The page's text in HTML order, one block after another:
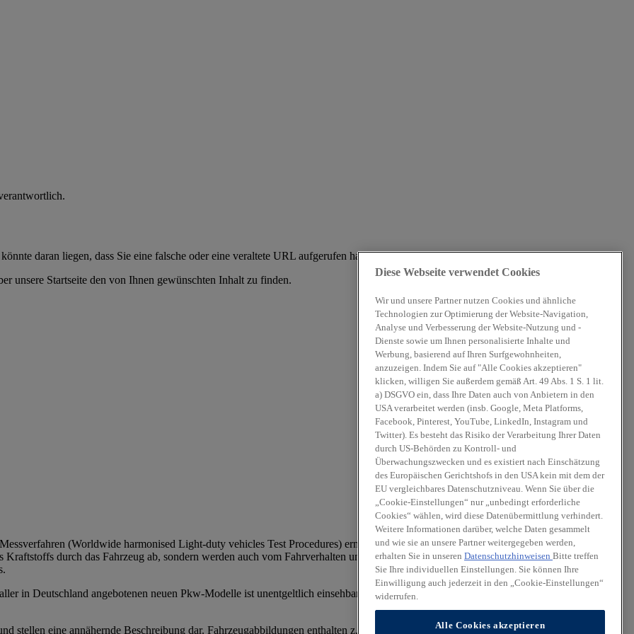
daran liegen, dass Sie eine falsche oder eine veraltete URL aufgerufen haben.
unsere Startseite den von Ihnen gewünschten Inhalt zu finden.
(Worldwide harmonised Light-duty vehicles Test Procedures) ermittelt. Der Kraftstoffverbrauch und die CO₂-Emissionen
durch das Fahrzeug ab, sondern werden auch vom Fahrverhalten und anderen nichttechnischen Faktoren beeinflusst. CO₂ ist
in Deutschland angebotenen neuen Pkw-Modelle ist unentgeltlich einsehbar an jedem Verkaufsort, an dem Pkw ausgestellt oder
stellen eine annähernde Beschreibung dar. Fahrzeugabbildungen enthalten z. T. aufpreispflichtige Zusatzausstattungen.
Diese Webseite verwendet Cookies
Wir und unsere Partner nutzen Cookies und ähnliche
Technologien zur Optimierung der Website-Navigation,
Analyse und Verbesserung der Website-Nutzung und -
Dienste sowie um Ihnen personalisierte Inhalte und
Werbung, basierend auf Ihren Surfgewohnheiten,
anzuzeigen. Indem Sie auf "Alle Cookies akzeptieren"
klicken, willigen Sie außerdem gemäß Art. 49 Abs. 1 S. 1 lit.
a) DSGVO ein, dass Ihre Daten auch von Anbietern in den
USA verarbeitet werden (insb. Google, Meta Platforms,
Facebook, Pinterest, YouTube, LinkedIn, Instagram und
Twitter). Es besteht das Risiko der Verarbeitung Ihrer Daten
durch US-Behörden zu Kontroll- und
Überwachungszwecken und es existiert nach Einschätzung
des Europäischen Gerichtshofs in den USA kein mit dem der
EU vergleichbares Datenschutzniveau. Wenn Sie über die
„Cookie-Einstellungen“ nur „unbedingt erforderliche
Cookies“ wählen, wird diese Datenübermittlung verhindert.
Weitere Informationen darüber, welche Daten gesammelt
und wie sie an unsere Partner weitergegeben werden,
erhalten Sie in unseren Datenschutzhinweisen Bitte treffen
Sie Ihre individuellen Einstellungen. Sie können Ihre
Einwilligung auch jederzeit in den „Cookie-Einstellungen“
widerrufen.
Alle Cookies akzeptieren